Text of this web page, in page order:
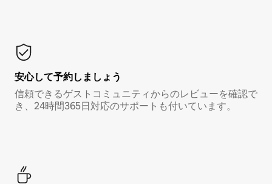
安心して予約しましょう
信頼できるゲストコミュニティからのレビューを確認で
き、24時間365日対応のサポートも付いています。